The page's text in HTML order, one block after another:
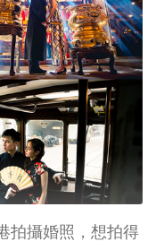
拍攝婚照，想拍得